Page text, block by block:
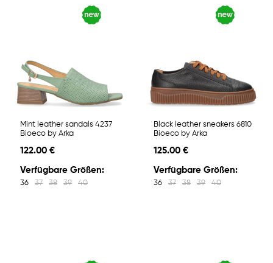
Mint leather sandals 4237
Bioeco by Arka
122.00 €
Verfügbare Größen:
36 37 38 39 40
Black leather sneakers 6810
Bioeco by Arka
125.00 €
Verfügbare Größen:
36 37 38 39 40